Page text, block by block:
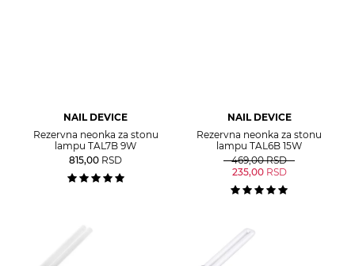
NAIL DEVICE
Rezervna neonka za stonu
lampu TAL7B 9W
815,00 RSD
NAIL DEVICE
Rezervna neonka za stonu
lampu TAL6B 15W
469,00 RSD
235,00 RSD